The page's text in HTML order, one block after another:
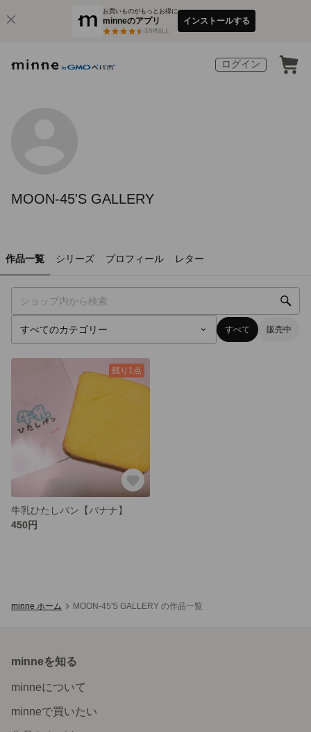
お買いものがもっとお得に
minneのアプリ
3万件以上
インストールする
ログイン
MOON-45'S GALLERY
作品一覧 シリーズ プロフィール レター
すべて 販売中
残り1点
牛乳ひたしパン【バナナ】
450円
minne ホーム MOON-45'S GALLERY の作品一覧
minneを知る
minneについて
minneで買いたい